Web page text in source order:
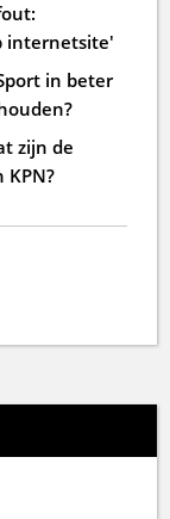
internetsite'
in beter
zijn de
KPN?